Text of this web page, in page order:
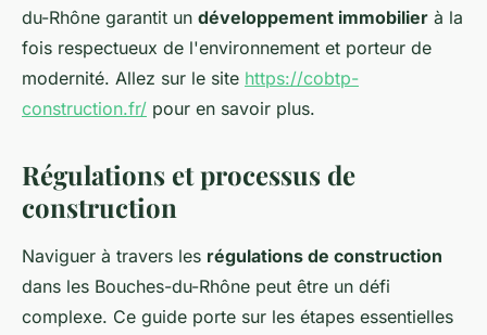
du-Rhône garantit un développement immobilier à la
fois respectueux de l'environnement et porteur de
modernité. Allez sur le site https://cobtp-
construction.fr/ pour en savoir plus.
Régulations et processus de
construction
Naviguer à travers les régulations de construction
dans les Bouches-du-Rhône peut être un défi
complexe. Ce guide porte sur les étapes essentielles